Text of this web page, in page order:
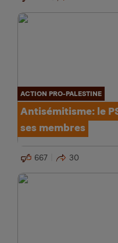
ACTION PRO-PALESTINE
Antisémitisme: le
ses membres
667 30